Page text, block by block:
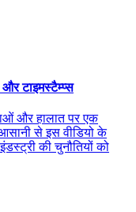
टाइमस्टैम्प्स
और हालात पर एक
से इस वीडियो के
की चुनौतियों को